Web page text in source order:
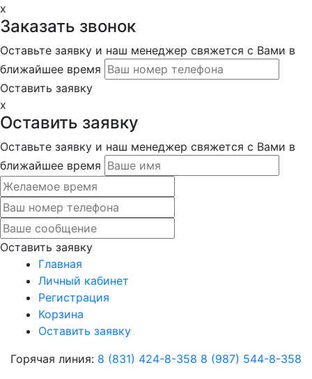
x
Заказать звонок
Оставьте заявку и наш менеджер свяжется с Вами в
ближайшее время
Оставить заявку
x
Оставить заявку
Оставьте заявку и наш менеджер свяжется с Вами в
ближайшее время
Оставить заявку
Главная
Личный кабинет
Регистрация
Корзина
Оставить заявку
Горячая линия: 8 (831) 424-8-358 8 (987) 544-8-358